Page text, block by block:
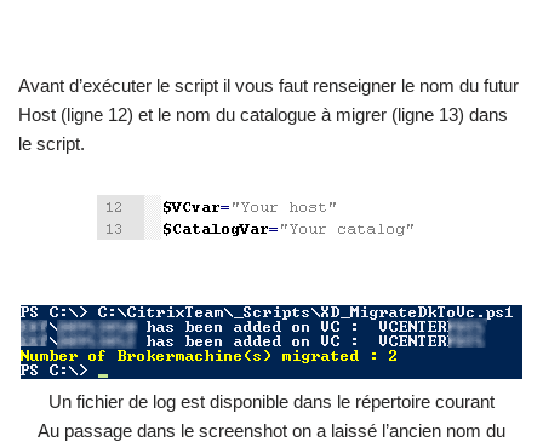
Avant d’exécuter le script il vous faut renseigner le nom du futur
Host (ligne 12) et le nom du catalogue à migrer (ligne 13) dans
le script.
Un fichier de log est disponible dans le répertoire courant
Au passage dans le screenshot on a laissé l’ancien nom du